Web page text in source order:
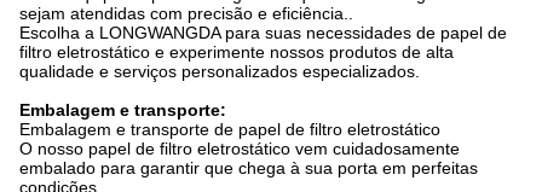
sejam atendidas com precisão e eficiência..
Escolha a LONGWANGDA para suas necessidades de papel de
filtro eletrostático e experimente nossos produtos de alta
qualidade e serviços personalizados especializados.
Embalagem e transporte:
Embalagem e transporte de papel de filtro eletrostático
O nosso papel de filtro eletrostático vem cuidadosamente
embalado para garantir que chega à sua porta em perfeitas
condições.